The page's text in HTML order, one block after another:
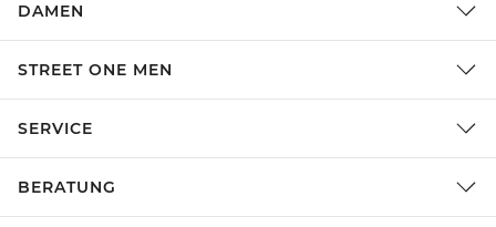
DAMEN
STREET ONE MEN
SERVICE
BERATUNG